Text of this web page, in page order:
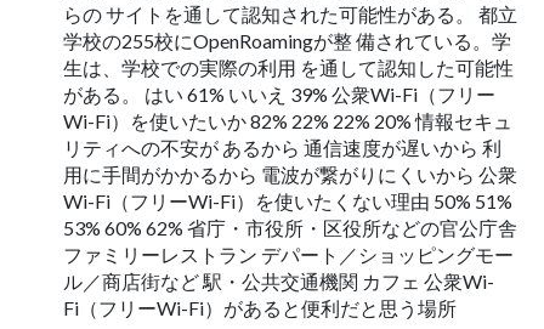
らの サイトを通して認知された可能性がある。 都立
学校の255校にOpenRoamingが整 備されている。学
生は、学校での実際の利用 を通して認知した可能性
がある。 はい 61% いいえ 39% 公衆Wi-Fi（フリー
Wi-Fi）を使いたいか 82% 22% 22% 20% 情報セキュ
リティへの不安が あるから 通信速度が遅いから 利
用に手間がかかるから 電波が繋がりにくいから 公衆
Wi-Fi（フリーWi-Fi）を使いたくない理由 50% 51%
53% 60% 62% 省庁・市役所・区役所などの官公庁舎
ファミリーレストラン デパート／ショッピングモー
ル／商店街など 駅・公共交通機関 カフェ 公衆Wi-
Fi（フリーWi-Fi）があると便利だと思う場所